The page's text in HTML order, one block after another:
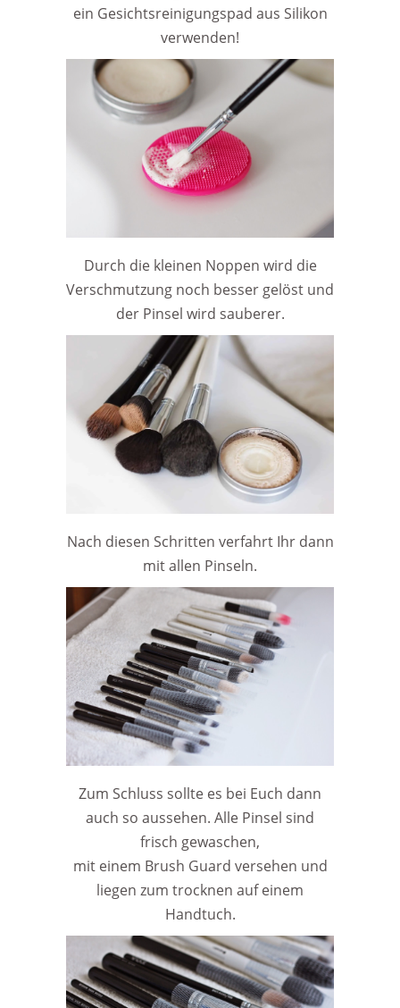
ein Gesichtsreinigungspad aus Silikon
verwenden!
Durch die kleinen Noppen wird die
Verschmutzung noch besser gelöst und
der Pinsel wird sauberer.
Nach diesen Schritten verfahrt Ihr dann
mit allen Pinseln.
Zum Schluss sollte es bei Euch dann
auch so aussehen. Alle Pinsel sind
frisch gewaschen,
mit einem Brush Guard versehen und
liegen zum trocknen auf einem
Handtuch.